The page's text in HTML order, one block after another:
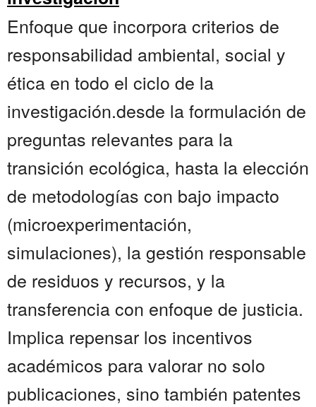
Enfoque que incorpora criterios de
responsabilidad ambiental, social y
ética en todo el ciclo de la
investigación.desde la formulación de
preguntas relevantes para la
transición ecológica, hasta la elección
de metodologías con bajo impacto
(microexperimentación,
simulaciones), la gestión responsable
de residuos y recursos, y la
transferencia con enfoque de justicia.
Implica repensar los incentivos
académicos para valorar no solo
publicaciones, sino también patentes